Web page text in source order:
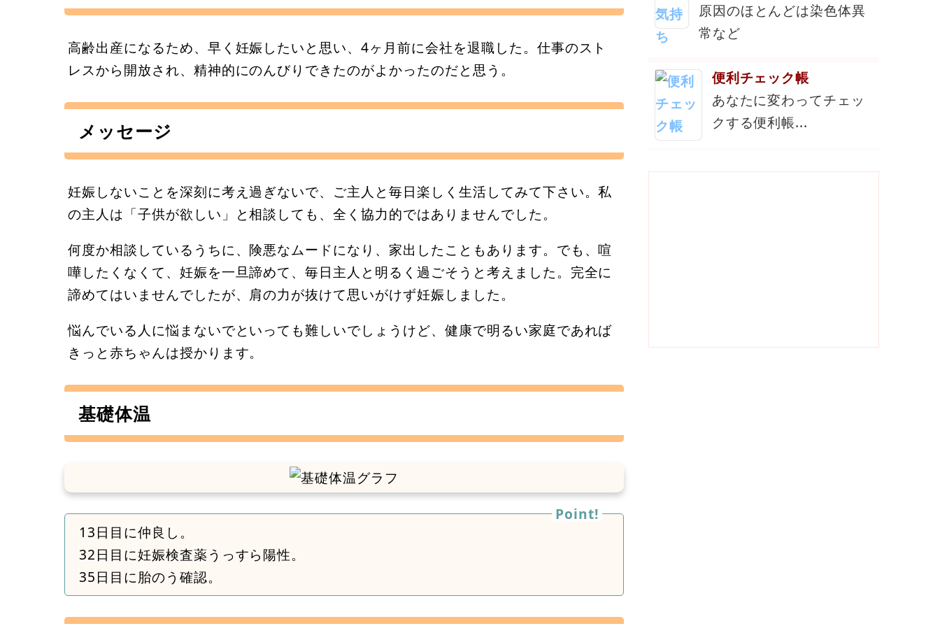
高齢出産になるため、早く妊娠したいと思い、4ヶ月前に会社を退職した。仕事のスト
レスから開放され、精神的にのんびりできたのがよかったのだと思う。
メッセージ
妊娠しないことを深刻に考え過ぎないで、ご主人と毎日楽しく生活してみて下さい。私
の主人は「子供が欲しい」と相談しても、全く協力的ではありませんでした。
何度か相談しているうちに、険悪なムードになり、家出したこともあります。でも、喧
嘩したくなくて、妊娠を一旦諦めて、毎日主人と明るく過ごそうと考えました。完全に
諦めてはいませんでしたが、肩の力が抜けて思いがけず妊娠しました。
悩んでいる人に悩まないでといっても難しいでしょうけど、健康で明るい家庭であれば
きっと赤ちゃんは授かります。
基礎体温
13日目に仲良し。
32日目に妊娠検査薬うっすら陽性。
35日目に胎のう確認。
原因のほとんどは染色体異
常など
便利チェック帳
あなたに変わってチェッ
クする便利帳...